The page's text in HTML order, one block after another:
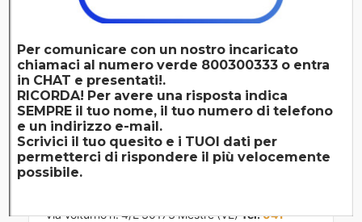
SEDE OPERATIVA
Spinea
Via Lavezzari n. 2 30038 Spinea (VE)
5412700WhatsApp 041 5412700
SEDE CORSI
Via Volturno n. 4/E 30173 Mestre (VE)Tel.041
Per comunicare con un nostro incaricato
chiamaci al numero verde 800300333 o entra
in CHAT e presentati!.
RICORDA! Per avere una risposta indica
SEMPRE il tuo nome, il tuo numero di telefono
e un indirizzo e-mail.
Scrivici il tuo quesito e i TUOI dati per
permetterci di rispondere il più velocemente
possibile.